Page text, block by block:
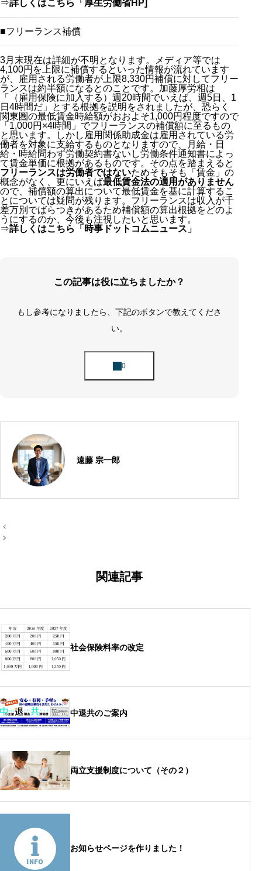
⇒詳しくはこちら「厚生労働省HP]
■フリーランス補償
3月末現在は詳細が不明となります。メディア等では
4,100円を上限に補償するといった情報が流れています
が、雇用される労働者が上限8,330円補償に対してフリー
ランスは約半額になるとのことです。加藤厚労相は
「（雇用保険に加入する）週20時間でいえば、週5日、1
日4時間だ」とする根拠を説明をされましたが、恐らく
関東圏の最低賃金時給額がおおよそ1,000円程度ですので
「1,000円×4時間」でフリーランスの補償額に至るもの
と思います。しかし雇用関係助成金は雇用されている労
働者を対象に支給するものとなりますので、月給・日
給・時給問わず労働契約書ないし労働条件通知書によっ
て賃金単価に根拠があるものです。その点を踏まえると
フリーランスは労働者ではないためそもそも「賃金」の
概念がなく、更にいえば最低賃金法の適用がありません
ので、補償額の算出について最低賃金を基に計算するこ
とについては疑問が残ります。フリーランスは収入が千
差万別でばらつきがあるため補償額の算出根拠をどのよ
うにするのか、今後も注視したいと思います。
⇒詳しくはこちら「時事ドットコムニュース」
この記事は役に立ちましたか？
もし参考になりましたら、下記のボタンで教えてくださ
い。
遠藤 宗一郎
投
稿
関連記事
社会保険料率の改定
中退共のご案内
両立支援制度について（その２）
お知らせページを作りました！